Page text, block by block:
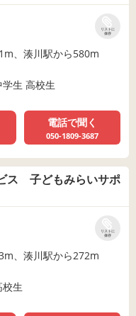
リストに
保存
、湊川駅から580m
生 高校生
電話で聞く
050-1809-3687
ス 子どもみらいサポ
リストに
保存
、湊川駅から272m
生